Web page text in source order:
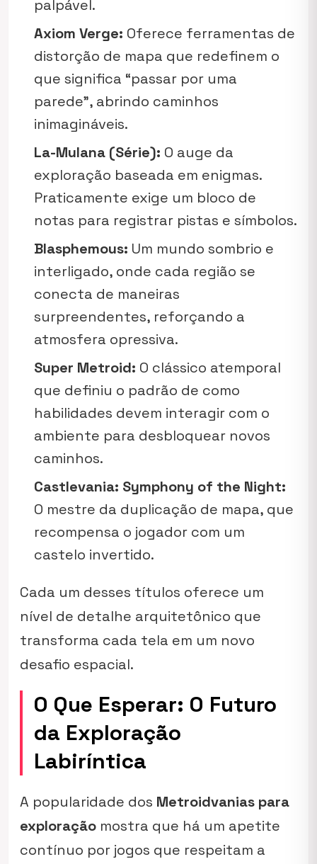
palpável.
Axiom Verge: Oferece ferramentas de
distorção de mapa que redefinem o
que significa “passar por uma
parede”, abrindo caminhos
inimagináveis.
La-Mulana (Série): O auge da
exploração baseada em enigmas.
Praticamente exige um bloco de
notas para registrar pistas e símbolos.
Blasphemous: Um mundo sombrio e
interligado, onde cada região se
conecta de maneiras
surpreendentes, reforçando a
atmosfera opressiva.
Super Metroid: O clássico atemporal
que definiu o padrão de como
habilidades devem interagir com o
ambiente para desbloquear novos
caminhos.
Castlevania: Symphony of the Night:
O mestre da duplicação de mapa, que
recompensa o jogador com um
castelo invertido.
Cada um desses títulos oferece um
nível de detalhe arquitetônico que
transforma cada tela em um novo
desafio espacial.
O Que Esperar: O Futuro
da Exploração
Labiríntica
A popularidade dos Metroidvanias para
exploração mostra que há um apetite
contínuo por jogos que respeitam a